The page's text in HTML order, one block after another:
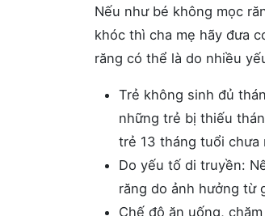
Nếu như bé không mọc
khóc thì cha mẹ hãy đưa
răng có thể là do nhiều
Trẻ không sinh đủ
những trẻ bị thiếu
trẻ 13 tháng tuổi chưa
Do yếu tố di truyền:
răng do ảnh hưởng từ
Chế độ ăn uống,